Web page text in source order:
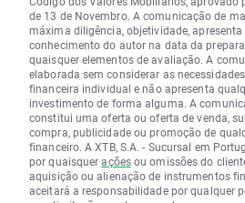
de 13 de Novembro. A comunicação de
máxima diligência, objetividade,
conhecimento do autor na data da
quaisquer elementos de avaliação. A
elaborada sem considerar as
financeira individual e não apresenta
investimento de forma alguma. A
constitui uma oferta ou oferta de venda,
compra, publicidade ou promoção de
financeiro. A XTB, S.A. - Sucursal em
por quaisqueraçõesou omissões do
aquisição ou alienação de instrumentos
aceitará a responsabilidade por qualquer